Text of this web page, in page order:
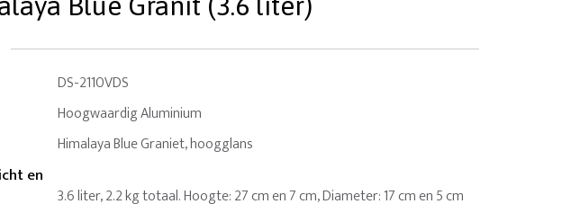
DS-2110VDS
Hoogwaardig Aluminium
Himalaya Blue Graniet, hoogglans
en
3.6 liter, 2.2 kg totaal. Hoogte: 27 cm en 7 cm, Diameter: 17 cm en 5 cm